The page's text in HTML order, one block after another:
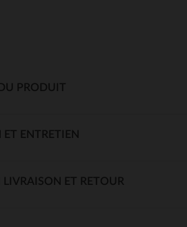
PRODUIT
ENTRETIEN
LIVRAISON ET RETOUR